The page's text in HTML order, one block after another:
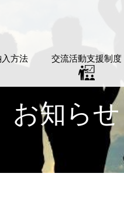
入方法 交流活動支援制度
お知らせ